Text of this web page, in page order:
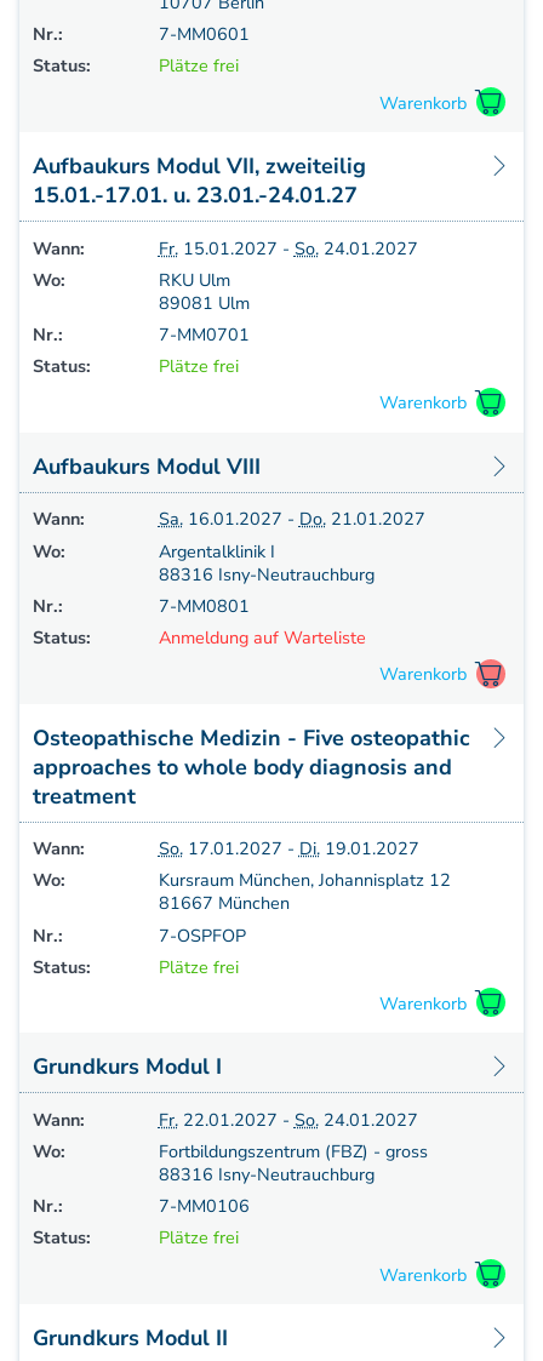
Nr.:
7-MM0601
Status:
Plätze frei
Aufbaukurs Modul VII, zweiteilig
15.01.-17.01. u. 23.01.-24.01.27
Wann: Fr.15.01.2027 - So.24.01.2027
Wo:
RKU Ulm
89081 Ulm
Nr.:
7-MM0701
Status:
Plätze frei
Aufbaukurs Modul VIII
Wann: Sa.16.01.2027 - Do.21.01.2027
Wo:
Argentalklinik I
88316 Isny-Neutrauchburg
Nr.:
7-MM0801
Status:
Anmeldung auf Warteliste
Osteopathische Medizin - Five osteopathic
approaches to whole body diagnosis and
treatment
Wann: So.17.01.2027 -Di.19.01.2027
Wo:
Kursraum München, Johannisplatz 12
81667 München
Nr.:
7-OSPFOP
Status:
Plätze frei
Grundkurs Modul I
Wann: Fr.22.01.2027 - So.24.01.2027
Wo:
Fortbildungszentrum (FBZ) - gross
88316 Isny-Neutrauchburg
Nr.:
7-MM0106
Status:
Plätze frei
Grundkurs Modul II